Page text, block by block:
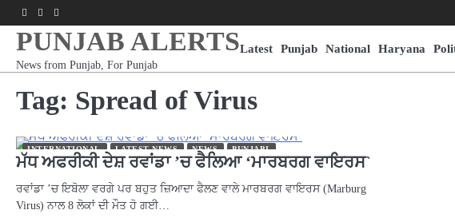
to
content
Facebook
YoutubeInstagram
PUNJAB ALERTS
News from Punjab, For Punjab
Latest Punjab National Haryana
Tag: Spread of Virus
INTERNATIONAL LATEST NEWS NEWS PUNJABI
ਮੱਧ ਅਫਰੀਕੀ ਦੇਸ਼ ਰਵਾਂਡਾ ’ਚ ਫੈਲਿਆ ‘ਮਾਰਬਰਗ ਵਾਇਰਸ`
ਰਵਾਂਡਾ ’ਚ ਇਬੋਲਾ ਵਰਗੇ ਪਰ ਬਹੁਤ ਜ਼ਿਆਦਾ ਫੈਲਣ ਵਾਲੇ ਮਾਰਬਰਗ ਵਾਇਰਸ (Marburg
Virus) ਨਾਲ 8 ਲੋਕਾਂ ਦੀ ਮੌਤ ਹੋ ਗਈ…